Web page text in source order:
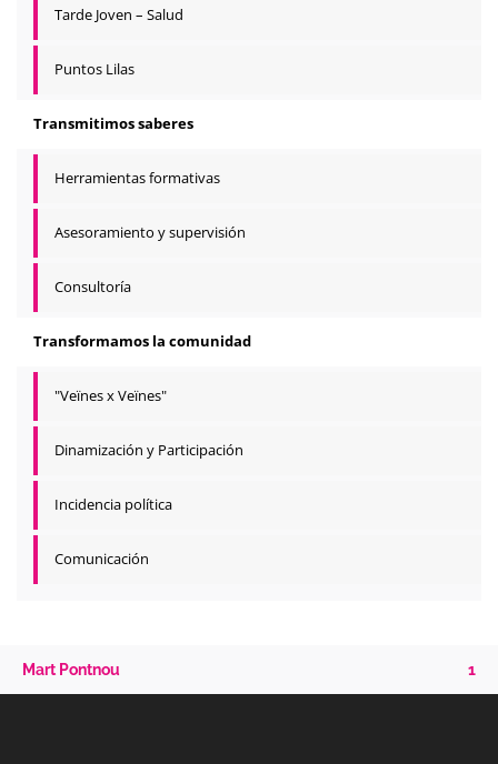
Tarde Joven – Salud
Puntos Lilas
Transmitimos saberes
Herramientas formativas
Asesoramiento y supervisión
Consultoría
Transformamos la comunidad
"Veïnes x Veïnes"
Dinamización y Participación
Incidencia política
Comunicación
Mart Pontnou 1